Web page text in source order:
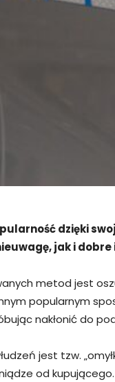
dzięki
jak i dobre
metod jest
popularnym
nakłonić do
jest tzw.
od